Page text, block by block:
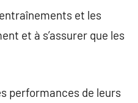
et les
et à s’assurer que les
performances de leurs